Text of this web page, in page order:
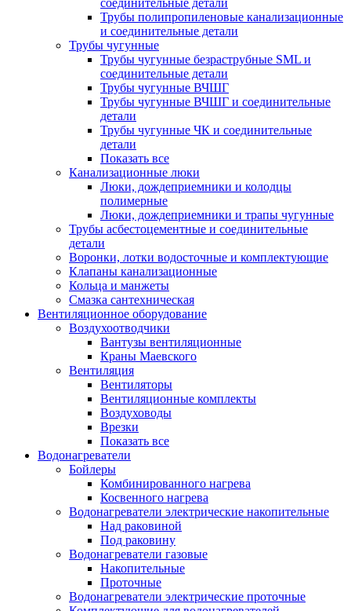
соединительные детали
Трубы полипропиленовые канализационные
и соединительные детали
Трубы чугунные
Трубы чугунные безраструбные SML и
соединительные детали
Трубы чугунные ВЧШГ
Трубы чугунные ВЧШГ и соединительные
детали
Трубы чугунные ЧК и соединительные
детали
Показать все
Канализационные люки
Люки, дождеприемники и колодцы
полимерные
Люки, дождеприемники и трапы чугунные
Трубы асбестоцементные и соединительные
детали
Воронки, лотки водосточные и комплектующие
Клапаны канализационные
Кольца и манжеты
Смазка сантехническая
Вентиляционное оборудование
Воздухоотводчики
Вантузы вентиляционные
Краны Маевского
Вентиляция
Вентиляторы
Вентиляционные комплекты
Воздуховоды
Врезки
Показать все
Водонагреватели
Бойлеры
Комбинированного нагрева
Косвенного нагрева
Водонагреватели электрические накопительные
Над раковиной
Под раковину
Водонагреватели газовые
Накопительные
Проточные
Водонагреватели электрические проточные